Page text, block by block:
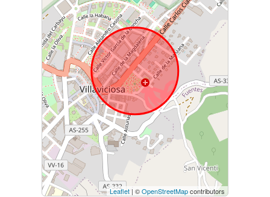
Leaflet| ©OpenStreetMapcontributors